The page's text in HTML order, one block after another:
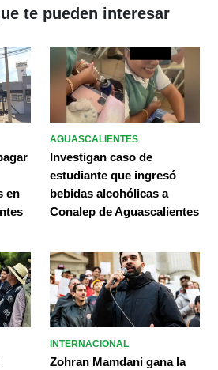
te pueden interesar
en
AGUASCALIENTES
Investigan caso de
estudiante que ingresó
bebidas alcohólicas a
Conalep de Aguascalientes
INTERNACIONAL
Zohran Mamdani gana la